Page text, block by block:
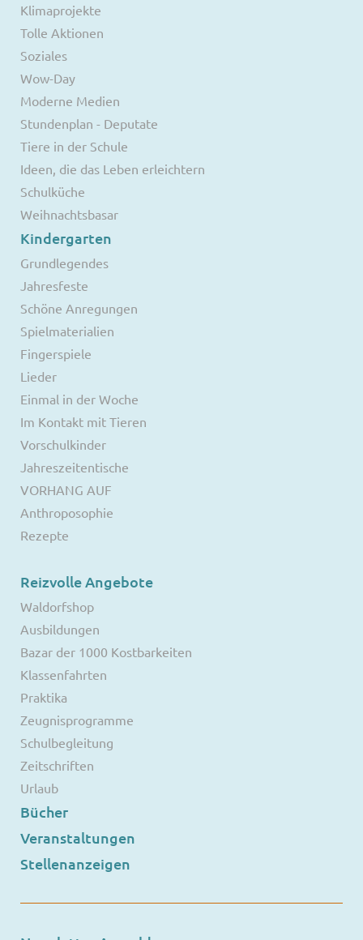
Klimaprojekte
Tolle Aktionen
Soziales
Wow-Day
Moderne Medien
Stundenplan - Deputate
Tiere in der Schule
Ideen, die das Leben erleichtern
Schulküche
Weihnachtsbasar
Kindergarten
Grundlegendes
Jahresfeste
Schöne Anregungen
Spielmaterialien
Fingerspiele
Lieder
Einmal in der Woche
Im Kontakt mit Tieren
Vorschulkinder
Jahreszeitentische
VORHANG AUF
Anthroposophie
Rezepte
Reizvolle Angebote
Waldorfshop
Ausbildungen
Bazar der 1000 Kostbarkeiten
Klassenfahrten
Praktika
Zeugnisprogramme
Schulbegleitung
Zeitschriften
Urlaub
Bücher
Veranstaltungen
Stellenanzeigen